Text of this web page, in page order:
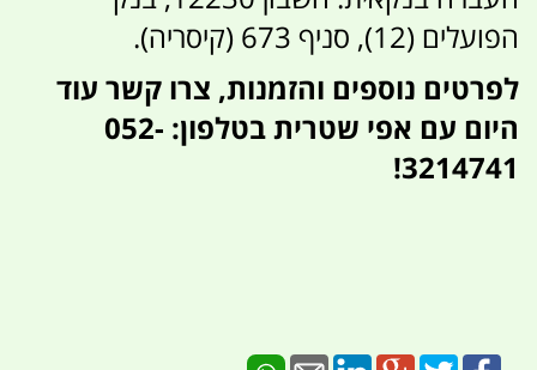
הפועלים (12), סניף 673 (קיסריה).
לפרטים נוספים והזמנות, צרו קשר עוד
היום עם אפי שטרית בטלפון: 052-
3214741!